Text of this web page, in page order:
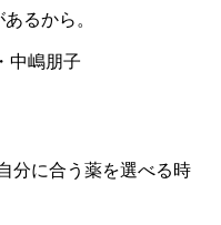
るから。
中嶋朋子
分に合う薬を選べる時